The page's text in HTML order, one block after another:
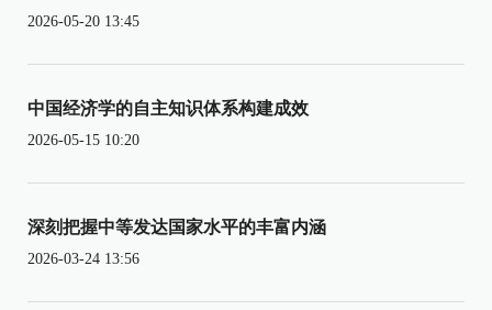
2026-05-20 13:45
中国经济学的自主知识体系构建成效
2026-05-15 10:20
深刻把握中等发达国家水平的丰富内涵
2026-03-24 13:56